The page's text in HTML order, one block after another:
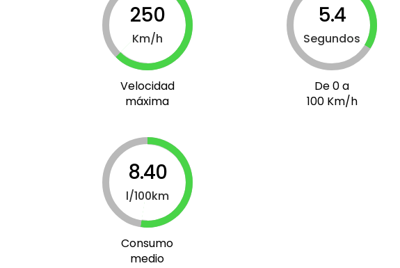
250
Km/h
Velocidad
máxima
5.4
Segundos
De 0 a
100 Km/h
8.40
l/100km
Consumo
medio